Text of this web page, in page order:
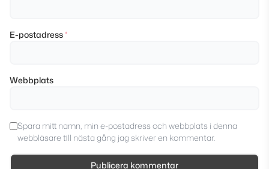
E-postadress*
Webbplats
Spara mitt namn, min e-postadress och webbplats i denna
webbläsare till nästa gång jag skriver en kommentar.